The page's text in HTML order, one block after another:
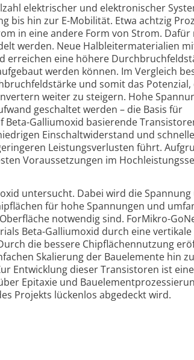
elektrischer und elektro­nischer
bis hin zur E-Mobilität. Etwa achtzig
in eine andere Form von Strom. Dafür
werden. Neue Halb­leiter­materialien
erreichen eine höhere
werden können. Im Vergleich
und somit das Potenzial,
weiter zu steigern. Hohe
geschaltet werden – die Basis für
Beta-Gallium­oxid basierende
Einschalt­wider­stand und
Leistungs­verlusten führt.
Voraus­setzungen im
untersucht. Dabei wird die
für hohe Spannungen und
notwendig sind. ForMikro-
Beta-Gallium­oxid durch eine vertikale
die bessere Chip­flächen­nutzung
Skalierung der Bauelemente hin zu
Entwicklung dieser Transis­toren ist eine
Epitaxie und
Projekts lückenlos abgedeckt wird.